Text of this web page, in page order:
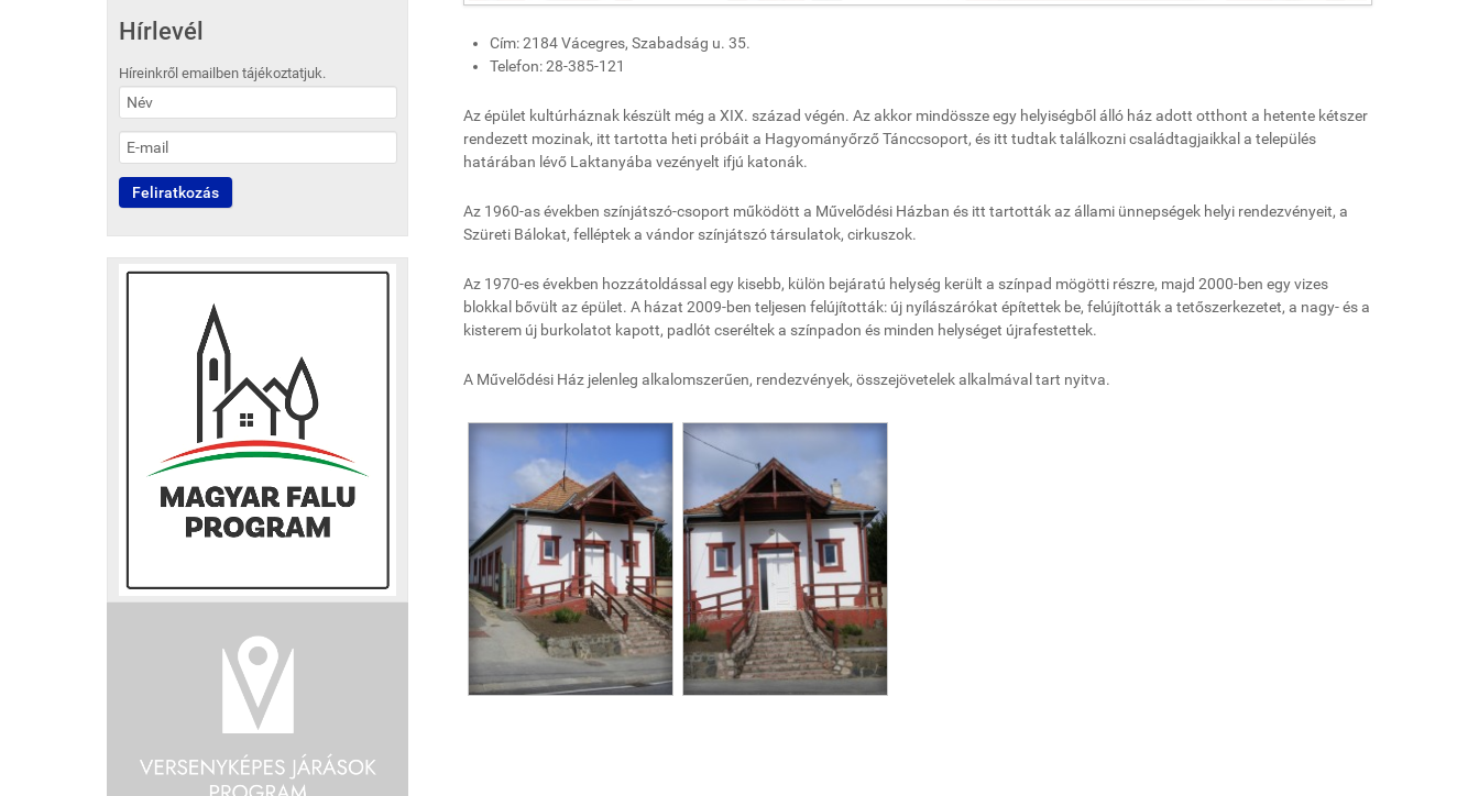
Hírlevél
Híreinkről emailben tájékoztatjuk.
Cím: 2184 Vácegres, Szabadság u. 35.
Telefon: 28-385-121
Az épület kultúrháznak készült még a XIX. század végén. Az akkor mindössze egy helyiségből álló ház adott otthont a hetente kétszer
rendezett mozinak, itt tartotta heti próbáit a Hagyományőrző Tánccsoport, és itt tudtak találkozni családtagjaikkal a település
határában lévő Laktanyába vezényelt ifjú katonák.
Az 1960-as években színjátszó-csoport működött a Művelődési Házban és itt tartották az állami ünnepségek helyi rendezvényeit, a
Szüreti Bálokat, felléptek a vándor színjátszó társulatok, cirkuszok.
Az 1970-es években hozzátoldással egy kisebb, külön bejáratú helység került a színpad mögötti részre, majd 2000-ben egy vizes
blokkal bővült az épület. A házat 2009-ben teljesen felújították: új nyílászárókat építettek be, felújították a tetőszerkezetet, a nagy- és a
kisterem új burkolatot kapott, padlót cseréltek a színpadon és minden helységet újrafestettek.
A Művelődési Ház jelenleg alkalomszerűen, rendezvények, összejövetelek alkalmával tart nyitva.